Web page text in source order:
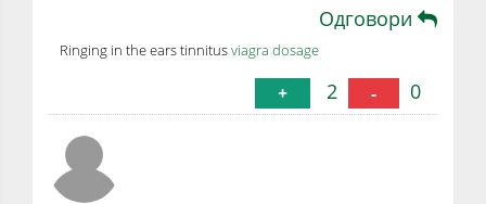
Одговори
Ringing in the ears tinnitusviagra dosage
+ 2 - 0